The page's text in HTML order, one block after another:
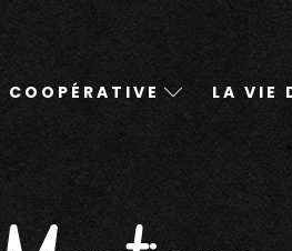
COOPÉRATIVE LA VIE